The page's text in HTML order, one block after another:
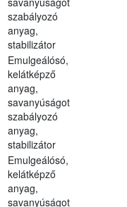
szabályozó
anyag,
stabilizátor
Emulgeálósó,
kelátképző
anyag,
savanyúságot
szabályozó
anyag,
stabilizátor
Emulgeálósó,
kelátképző
anyag,
savanyúságot